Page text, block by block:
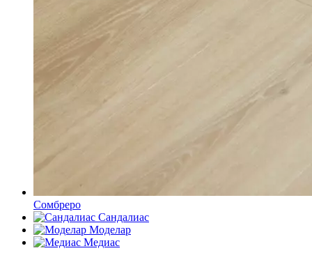
Сомбреро
Сандалиас
Моделар
Медиас